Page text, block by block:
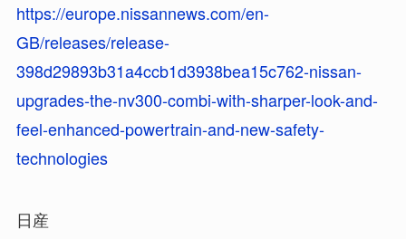
https://europe.nissannews.com/en-
GB/releases/release-
398d29893b31a4ccb1d3938bea15c762-nissan-
upgrades-the-nv300-combi-with-sharper-look-and-
feel-enhanced-powertrain-and-new-safety-
technologies
日産